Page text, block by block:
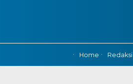
Home Redaksi